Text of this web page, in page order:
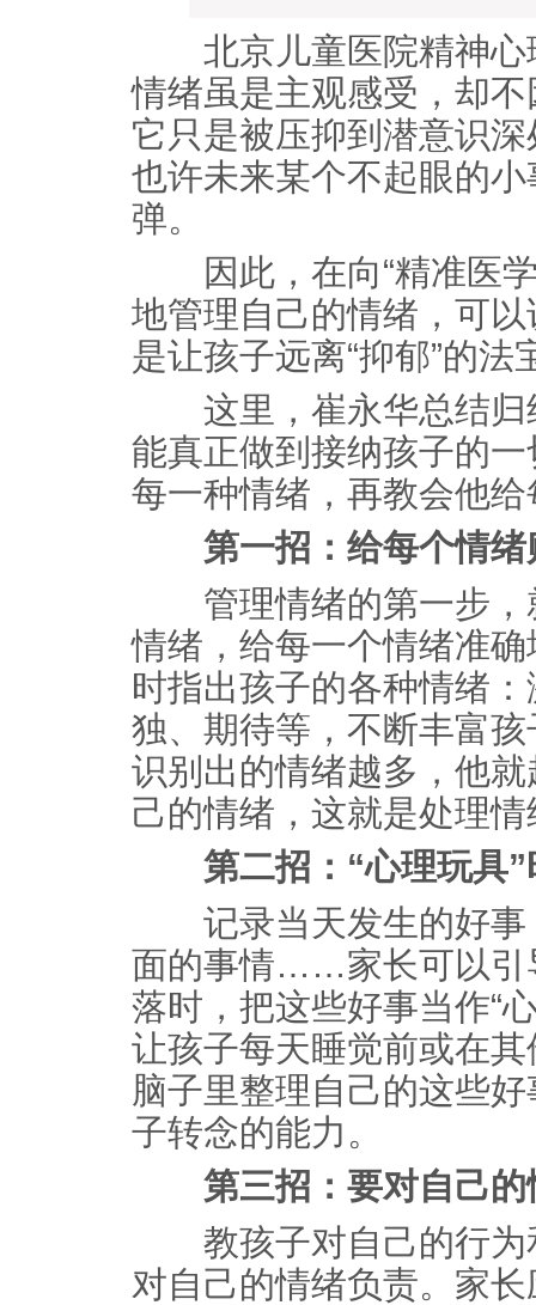
北京儿童医院精神心
情绪虽是主观感受，却
它只是被压抑到潜意识
也许未来某个不起眼的
弹。
因此，在向“精准医学
地管理自己的情绪，可
是让孩子远离“抑郁”的法
这里，崔永华总结归
能真正做到接纳孩子的
每一种情绪，再教会他
第一招：给每个情绪
管理情绪的第一步，
情绪，给每一个情绪准
时指出孩子的各种情绪
独、期待等，不断丰富
识别出的情绪越多，他
己的情绪，这就是处理
第二招：“心理玩具”
记录当天发生的好事
面的事情……家长可以引
落时，把这些好事当作“
让孩子每天睡觉前或在
脑子里整理自己的这些
子转念的能力。
第三招：要对自己的
教孩子对自己的行为
对自己的情绪负责。家